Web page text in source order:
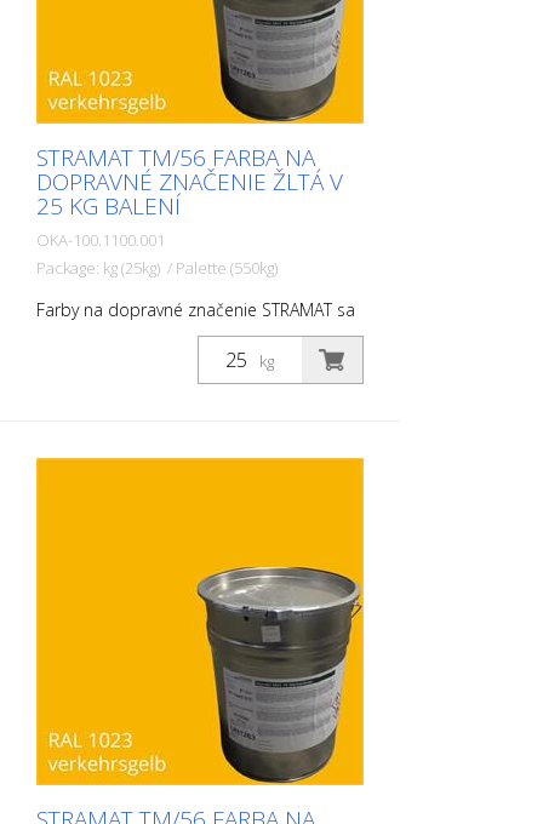
STRAMAT TM/56 FARBA NA
DOPRAVNÉ ZNAČENIE ŽLTÁ V
25 KG BALENÍ
OKA-100.1100.001
Package: kg (25kg) / Palette (550kg)
Farby na dopravné značenie STRAMAT sa
používajú najmä na asfaltové alebo
betónové povrchy, na okrajové a stredové
čiary, parkovacie miesta, dopravné
kg